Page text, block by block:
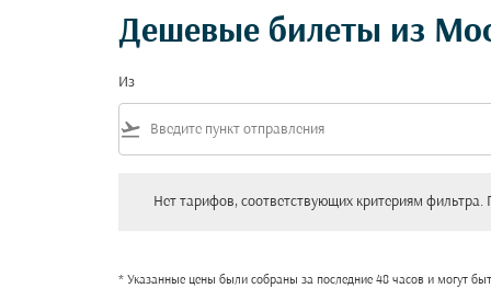
Дешевые билеты из
Из
flight_takeoff
Нет тарифов, соответствующих критериям
* Указанные цены были собраны за последние 48 часов и могут